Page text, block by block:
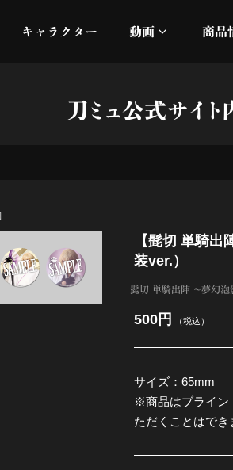
キャラクター 動画
オフィシャルム
商品
加
静
十
刀ミュ公式サイ
【髭切 単騎
装ver.）
髭切 単騎出陣 ～夢幻泡
500円 （税込）
サイズ：65mm
※商品はブライン
ただくことはでき